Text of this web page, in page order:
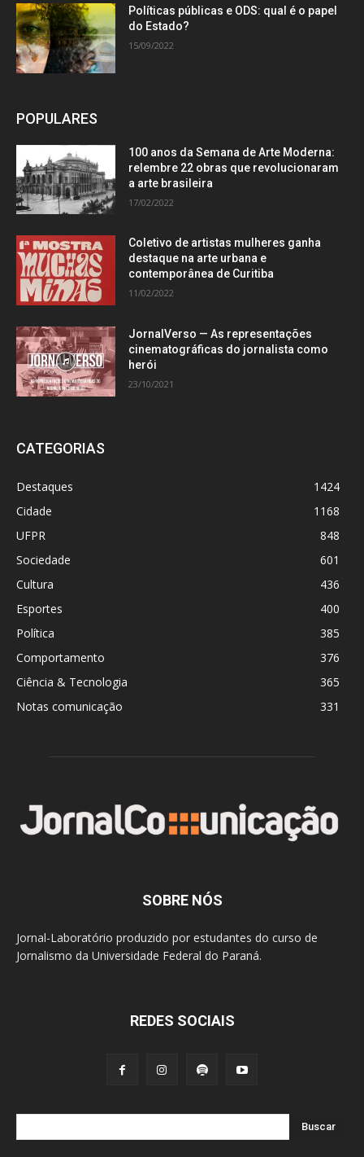
Políticas públicas e ODS: qual é o papel
do Estado?
15/09/2022
POPULARES
100 anos da Semana de Arte Moderna:
relembre 22 obras que revolucionaram
a arte brasileira
17/02/2022
Coletivo de artistas mulheres ganha
destaque na arte urbana e
contemporânea de Curitiba
11/02/2022
JornalVerso — As representações
cinematográficas do jornalista como
herói
23/10/2021
CATEGORIAS
Destaques
1424
Cidade
1168
UFPR
848
Sociedade
601
Cultura
436
Esportes
400
Política
385
Comportamento
376
Ciência & Tecnologia
365
Notas comunicação
331
SOBRE NÓS
Jornal-Laboratório produzido por estudantes do curso de
Jornalismo da Universidade Federal do Paraná.
REDES SOCIAIS
Buscar